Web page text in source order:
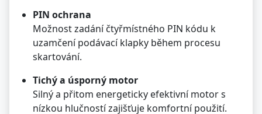
PIN ochrana
Možnost zadání čtyřmístného PIN kódu k
uzamčení podávací klapky během procesu
skartování.
Tichý a úsporný motor
Silný a přitom energeticky efektivní motor s
nízkou hlučností zajišťuje komfortní použití.